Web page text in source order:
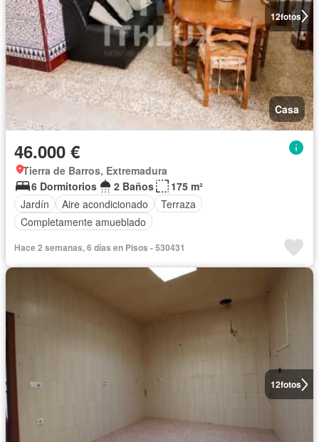
12fotos
Casa
46.000 €
Tierra de Barros, Extremadura
6 Dormitorios
2 Baños
175 m²
Jardín
Aire acondicionado
Terraza
Completamente amueblado
Hace 2 semanas, 6 días en Pisos - 530431
12fotos